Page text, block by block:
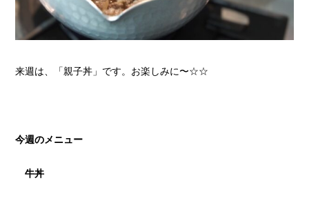
来週は、「親子丼」です。お楽しみに〜☆☆
今週のメニュー
牛丼